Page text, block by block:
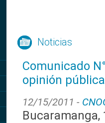
Noticias
Comunicado
opinión pública
12/15/2011 -